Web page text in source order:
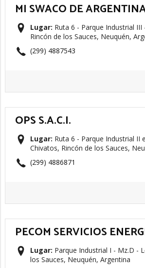
MI SWACO DE
Lugar: Ruta 6 - Parque Industrial III
Rincón de los Sauces, Neuquén,
(299) 4887543
OPS S.A.C.I.
Lugar: Ruta 6 - Parque Industrial II
Chivatos, Rincón de los Sauces,
(299) 4886871
PECOM SERVICIOS
Lugar: Parque Industrial I - Mz.D -
los Sauces, Neuquén, Argentina